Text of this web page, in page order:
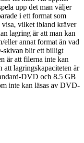
upp det man väljer
i ett format som
vilket ibland kräver
lagring är att man kan
eller annat format än vad
skivan blir ett billigt
är att filerna inte kan
att lagringskapaciteten är
DVD och 8.5 GB
inte kan läsas av DVD-